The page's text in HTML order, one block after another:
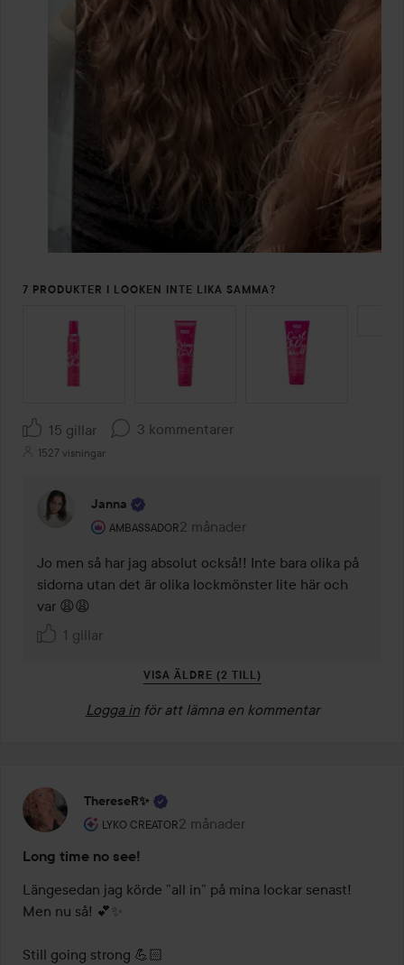
7 PRODUKTER I LOOKEN INTE LIKA SAMMA?
HOPPA ÖVER SEKTIONEN
15 gillar 3 kommentarer
1527 visningar
Janna
AMBASSADOR
Användarens roll: Ambassador.
2 månader
Kommentaren lades 2 månader
Jo men så har jag absolut också!! Inte bara olika på
sidorna utan det är olika lockmönster lite här och
var 😩😩
1 gillar
VISA ÄLDRE (2 TILL)
Logga in för att lämna en kommentar
ThereseR✨
LYKO CREATOR
Användarens roll: Lyko Creator.
2 månader
Inlägget skapades 2 månader
Long time no see!
Längesedan jag körde ”all in” på mina lockar senast!
Men nu så! 💕✨
Still going strong 💪🏻